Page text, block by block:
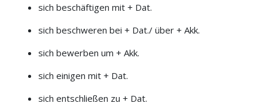
sich beschäftigen mit + Dat.
sich beschweren bei + Dat./ über + Akk.
sich bewerben um + Akk.
sich einigen mit + Dat.
sich entschließen zu + Dat.